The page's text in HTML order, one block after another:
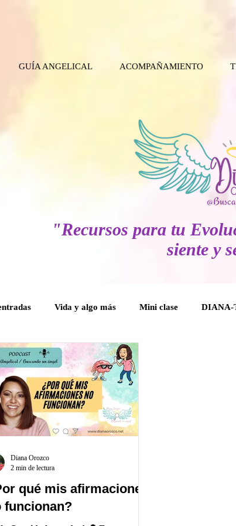
GUÍA ANGELICAL ACOMPAÑAMIENTO
"Recursos para tu
siente y
Vida y algo más Mini clase DIANA-
Interior Mensaje angelical
Mensual Herramientas Holísticas
qué mis afirmaciones
funcionan?
Diana Orozco
2 min de lectura